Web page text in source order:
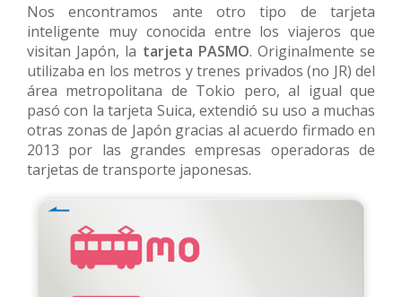
Nos encontramos ante otro tipo de tarjeta
inteligente muy conocida entre los viajeros que
visitan Japón, la tarjeta PASMO. Originalmente se
utilizaba en los metros y trenes privados (no JR) del
área metropolitana de Tokio pero, al igual que
pasó con la tarjeta Suica, extendió su uso a muchas
otras zonas de Japón gracias al acuerdo firmado en
2013 por las grandes empresas operadoras de
tarjetas de transporte japonesas.